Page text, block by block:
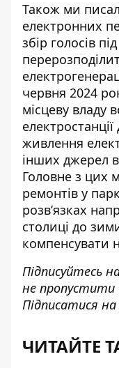
Також ми
електронних
збір голосів
червня 2024
місцеву владу
живлення
інших джерел
Головне з цих
ремонтів у
розв’язках
столиці до
компенсувати
Підписуйтесь
не пропустити
Підписатися
ЧИТАЙТЕ